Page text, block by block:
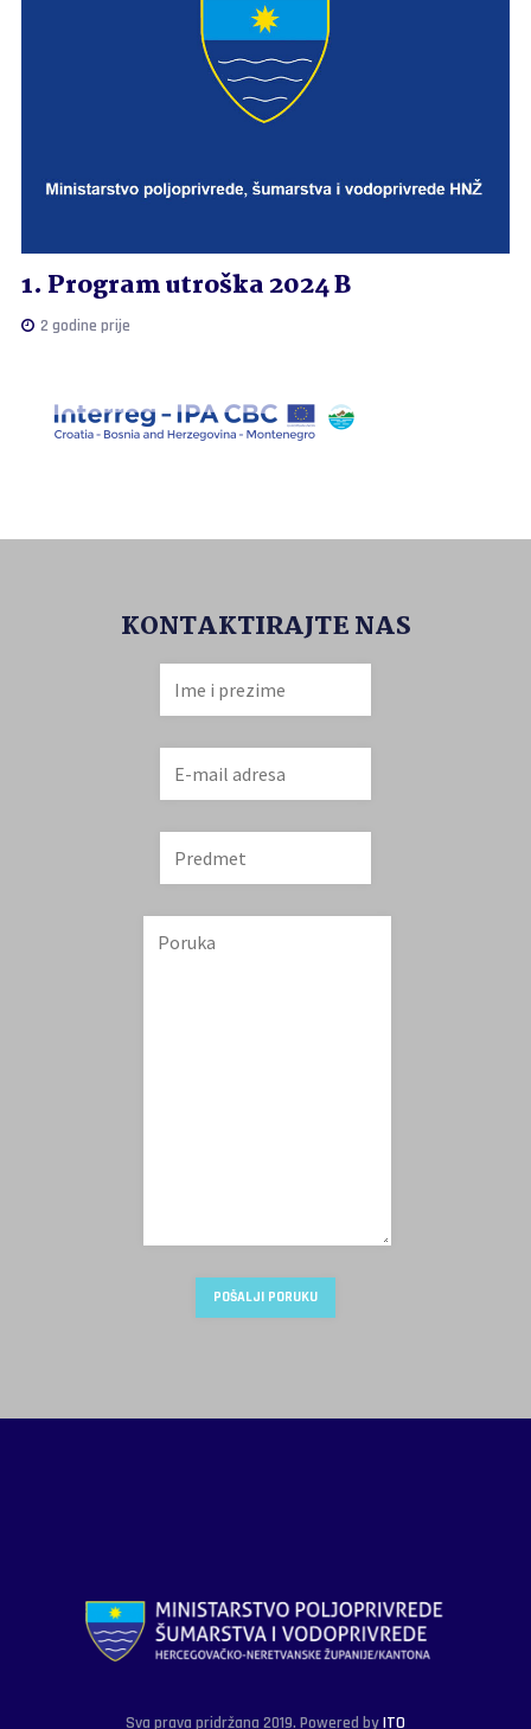
1. Program utroška 2024 B
2 godine prije
KONTAKTIRAJTE NAS
Sva prava pridržana 2019. Powered byITO